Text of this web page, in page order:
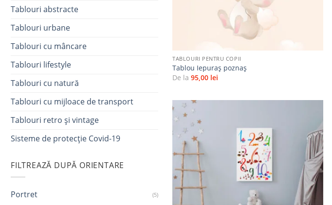
Tablouri abstracte
Tablouri urbane
Tablouri cu mâncare
Tablouri lifestyle
Tablouri cu natură
Tablouri cu mijloace de transport
Tablouri retro și vintage
Sisteme de protecție Covid-19
FILTREAZĂ DUPĂ ORIENTARE
Portret (5)
TABLOURI PENTRU COPII
Tablou Iepuraș poznaș
De la95,00 lei
Adaugă
la
favorite